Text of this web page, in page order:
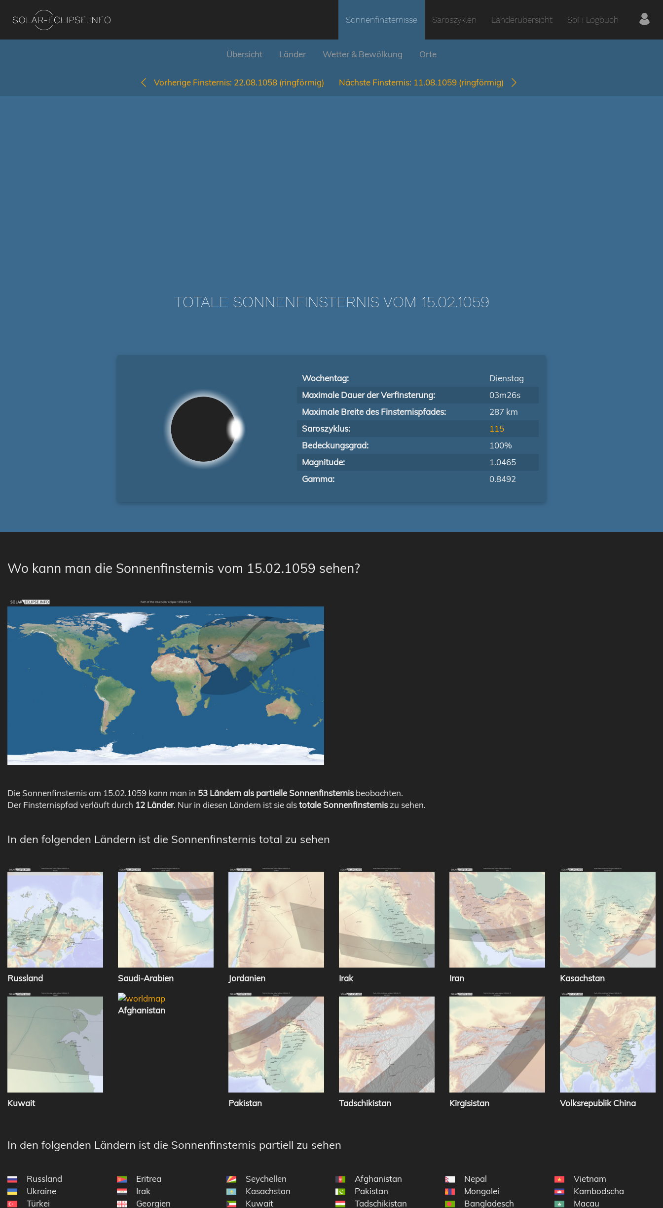
Sonnenfinsternisse Saroszyklen Länderübersicht SoFi Logbuch
Übersicht Länder Wetter & Bewölkung Orte
Vorherige Finsternis: 22.08.1058 (ringförmig) Nächste Finsternis: 11.08.1059 (ringförmig)
TOTALE SONNENFINSTERNIS VOM 15.02.1059
Wochentag:
Dienstag
Maximale Dauer der Verfinsterung:
03m26s
Maximale Breite des Finsternispfades:
287 km
Saroszyklus:
115
Bedeckungsgrad:
100%
Magnitude:
1.0465
Gamma:
0.8492
Wo kann man die Sonnenfinsternis vom 15.02.1059 sehen?
Die Sonnenfinsternis am 15.02.1059 kann man in 53 Ländern als partielle Sonnenfinsternisbeobachten.
Der Finsternispfad verläuft durch 12 Länder. Nur in diesen Ländern ist sie alstotale Sonnenfinsterniszu sehen.
In den folgenden Ländern ist die Sonnenfinsternis total zu sehen
Russland Saudi-Arabien Jordanien Irak Iran Kasachstan
Kuwait
Afghanistan
Pakistan Tadschikistan Kirgisistan Volksrepublik China
In den folgenden Ländern ist die Sonnenfinsternis partiell zu sehen
Russland
Ukraine
Türkei
Eritrea
Irak
Georgien
Seychellen
Kasachstan
Kuwait
Afghanistan
Pakistan
Tadschikistan
Nepal
Mongolei
Bangladesch
Vietnam
Kambodscha
Macau